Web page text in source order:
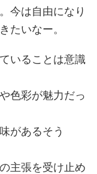
今は自由になり
たいなー。
いることは意識
色彩が魅力だっ
があるそう
主張を受け止め